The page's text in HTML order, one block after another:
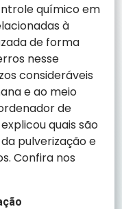
químico em
à
de forma
nesse
consideráveis
e ao meio
de
quais são
pulverização e
Confira nos